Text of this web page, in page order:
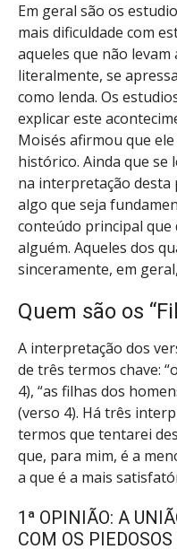
Em geral são os
mais dificuldade com
aqueles que não
literalmente, se
como lenda. Os
explicar este
Moisés afirmou que
histórico. Ainda que se
na interpretação desta
algo que seja
conteúdo principal que
alguém. Aqueles dos
sinceramente, em
Quem são os
A interpretação dos
de três termos chave:
4), “as filhas dos
(verso 4). Há três
termos que tentarei
que, para mim, é a
a que é a mais
1ª OPINIÃO: A
COM OS